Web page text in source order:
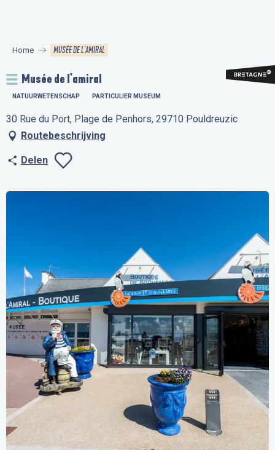
principal
Home MUSÉE DE L'AMIRAL
Musée de l'amiral
NATUURWETENSCHAP PARTICULIER MUSEUM
30 Rue du Port, Plage de Penhors, 29710 Pouldreuzic
Routebeschrijving
Delen